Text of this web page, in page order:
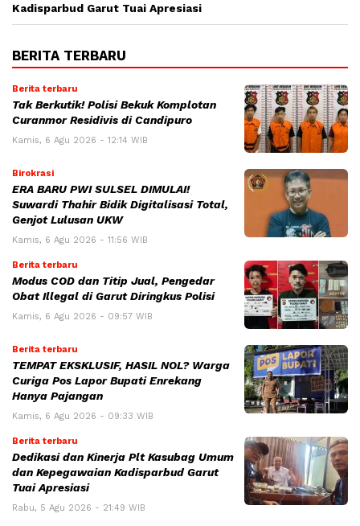
Kadisparbud Garut Tuai Apresiasi
BERITA TERBARU
Berita terbaru
Tak Berkutik! Polisi Bekuk Komplotan
Curanmor Residivis di Candipuro
Kamis, 6 Agu 2026 - 12:14 WIB
Birokrasi
ERA BARU PWI SULSEL DIMULAI!
Suwardi Thahir Bidik Digitalisasi Total,
Genjot Lulusan UKW
Kamis, 6 Agu 2026 - 11:56 WIB
Berita terbaru
Modus COD dan Titip Jual, Pengedar
Obat Illegal di Garut Diringkus Polisi
Kamis, 6 Agu 2026 - 09:57 WIB
Berita terbaru
TEMPAT EKSKLUSIF, HASIL NOL? Warga
Curiga Pos Lapor Bupati Enrekang
Hanya Pajangan
Kamis, 6 Agu 2026 - 09:33 WIB
Berita terbaru
Dedikasi dan Kinerja Plt Kasubag Umum
dan Kepegawaian Kadisparbud Garut
Tuai Apresiasi
Rabu, 5 Agu 2026 - 21:49 WIB